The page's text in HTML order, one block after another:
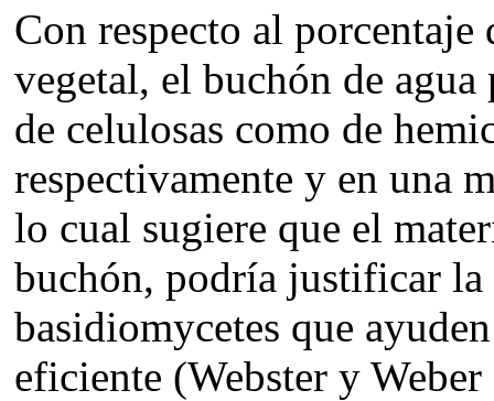
Con respecto al porcentaje
vegetal, el buchón de
de celulosas como de
respectivamente y en una
lo cual sugiere que el
buchón, podría justificar la
basidiomycetes que
eficiente (Webster y